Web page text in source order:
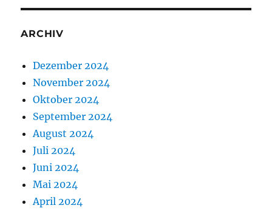
ARCHIV
Dezember 2024
November 2024
Oktober 2024
September 2024
August 2024
Juli 2024
Juni 2024
Mai 2024
April 2024